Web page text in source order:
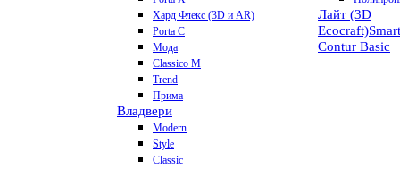
Хард Флекс (3D и AR)
Porta C
Мода
Classico M
Trend
Прима
Владвери
Modern
Style
Classic
Лайт (3D
Ecocraft)Smart
Contur Basic